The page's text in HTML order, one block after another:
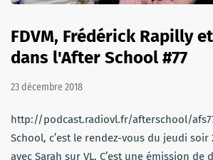
FDVM, Frédérick Rapilly
dans l'After School #77
23 décembre 2018
http://podcast.radiovl.fr/afterschool/
School, c’est le rendez-vous du jeudi soir
avec Sarah sur VL. C’est une émission de